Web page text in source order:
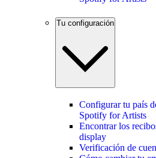
Tu configuración
Configurar tu país
Spotify for Artists
Encontrar los
display
Verificación de